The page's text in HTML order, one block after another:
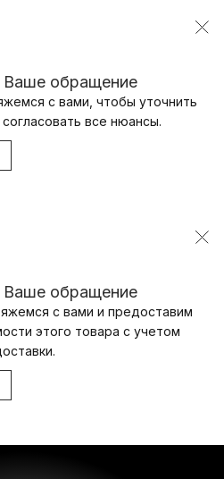
Ваше обращение
с вами, чтобы уточнить
все нюансы.
Ваше обращение
с вами и предоставим
этого товара с учетом